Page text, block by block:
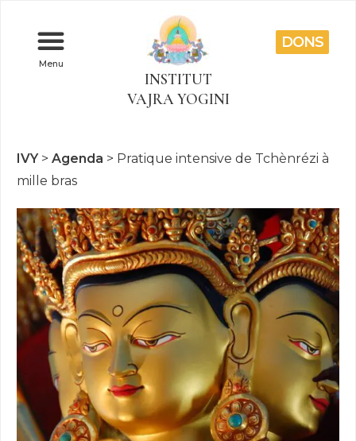
Menu
INSTITUT
VAJRA YOGINI
DONS
IVY> Agenda > Pratique intensive de Tchènrézi à
mille bras